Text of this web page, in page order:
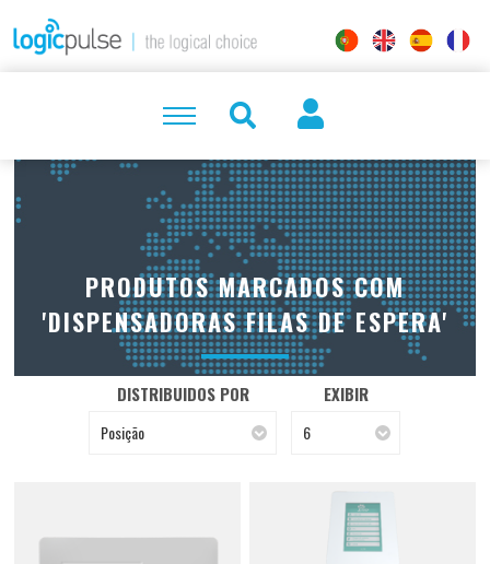
PRODUTOS MARCADOS COM
'DISPENSADORAS FILAS DE ESPERA'
DISTRIBUIDOS POR
Posição
EXIBIR
6